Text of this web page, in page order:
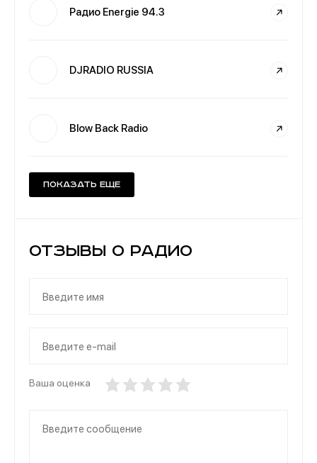
Радио Energie 94.3
DJRADIO RUSSIA
Blow Back Radio
Показать еще
Отзывы о Радио
Ваша оценка